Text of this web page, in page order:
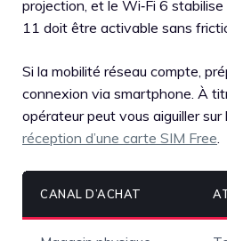
projection, et le Wi‑Fi 6
11 doit être activable sans
Si la mobilité réseau compte,
connexion via smartphone. À
opérateur peut vous aiguiller sur
réception d’une carte SIM Free
CANAL D’ACHAT